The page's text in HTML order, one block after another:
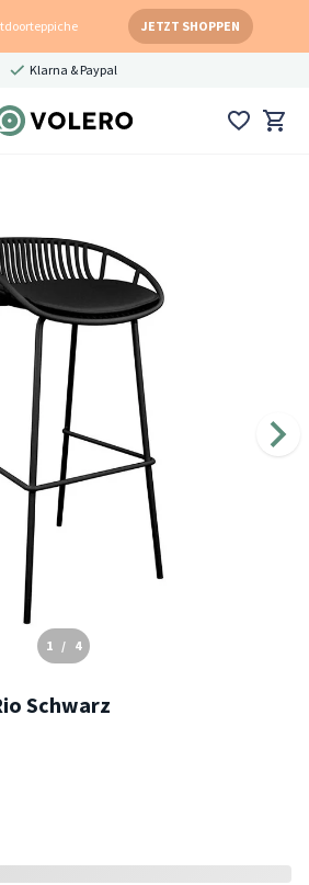
JETZT SHOPPEN
Klarna & Paypal
1 / 4
Schwarz